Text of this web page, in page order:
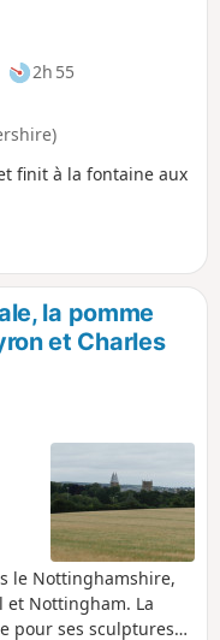
2h 55
finit à la fontaine aux
la pomme
et Charles
le Nottinghamshire,
et Nottingham. La
pour ses sculptures